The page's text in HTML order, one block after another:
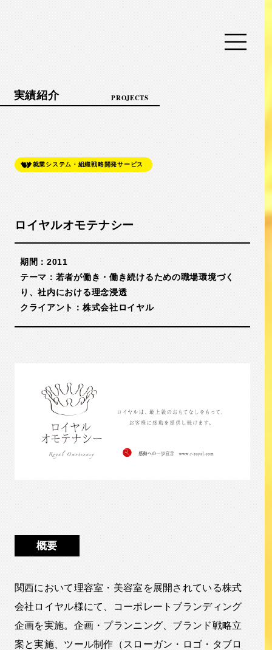
実績紹介 PROJECTS
就業システム・組織戦略開発サービス
ロイヤルオモテナシー
期間：2011
テーマ：若者が働き・働き続けるための職場環境づく
り、社内における理念浸透
クライアント：株式会社ロイヤル
概要
関西において理容室・美容室を展開されている株式
会社ロイヤル様にて、コーポレートブランディング
企画を実施。企画・プランニング、ブランド戦略立
案と実施、ツール制作（スローガン・ロゴ・タブロ